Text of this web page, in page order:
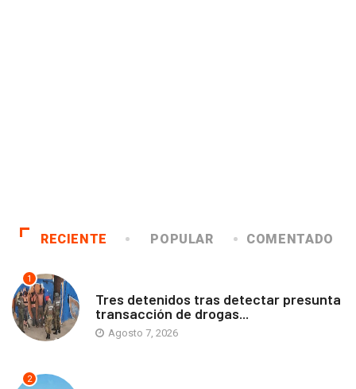
RECIENTE POPULAR COMENTADO
1
Tres detenidos tras detectar presunta
transacción de drogas...
Agosto 7, 2026
2